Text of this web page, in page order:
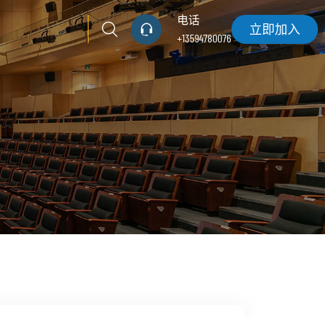
电话
+13594780076
立即加入